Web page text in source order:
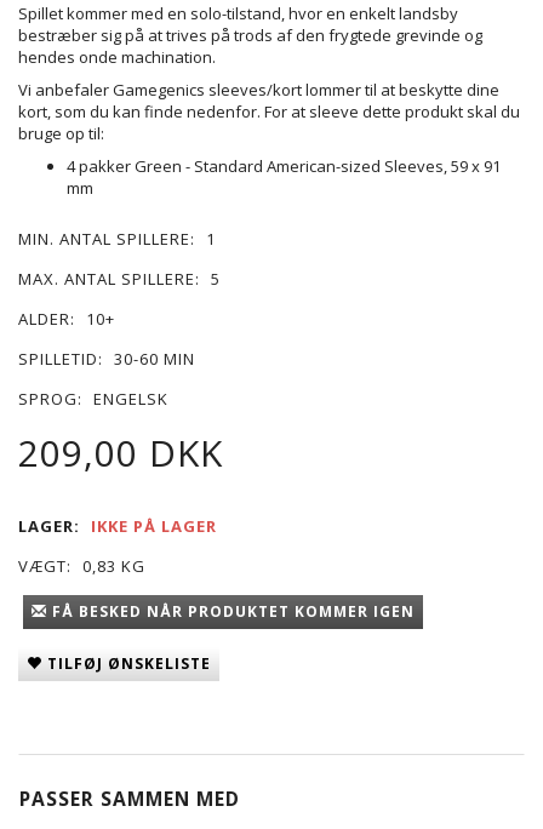
Spillet kommer med en solo-tilstand, hvor en enkelt landsby
bestræber sig på at trives på trods af den frygtede grevinde og
hendes onde machination.
Vi anbefaler Gamegenics sleeves/kort lommer til at beskytte dine
kort, som du kan finde nedenfor. For at sleeve dette produkt skal du
bruge op til:
4 pakker Green - Standard American-sized Sleeves, 59 x 91
mm
MIN. ANTAL SPILLERE:
1
MAX. ANTAL SPILLERE:
5
ALDER:
10+
SPILLETID:
30-60 MIN
SPROG:
ENGELSK
209,00 DKK
LAGER:
IKKE PÅ LAGER
VÆGT:
0,83 KG
FÅ BESKED NÅR PRODUKTET KOMMER IGEN
TILFØJ ØNSKELISTE
PASSER SAMMEN MED